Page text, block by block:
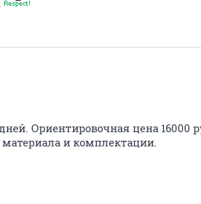
Ориентировочная цена 16000
и комплектации.